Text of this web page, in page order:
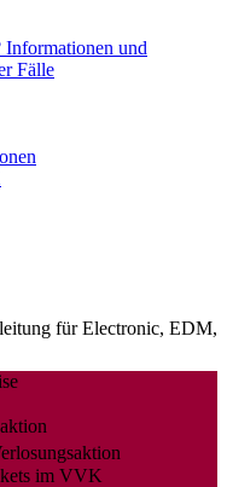
und
Fälle
für Electronic, EDM,
im VVK